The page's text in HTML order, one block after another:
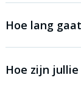
Hoe lang
Hoe zijn